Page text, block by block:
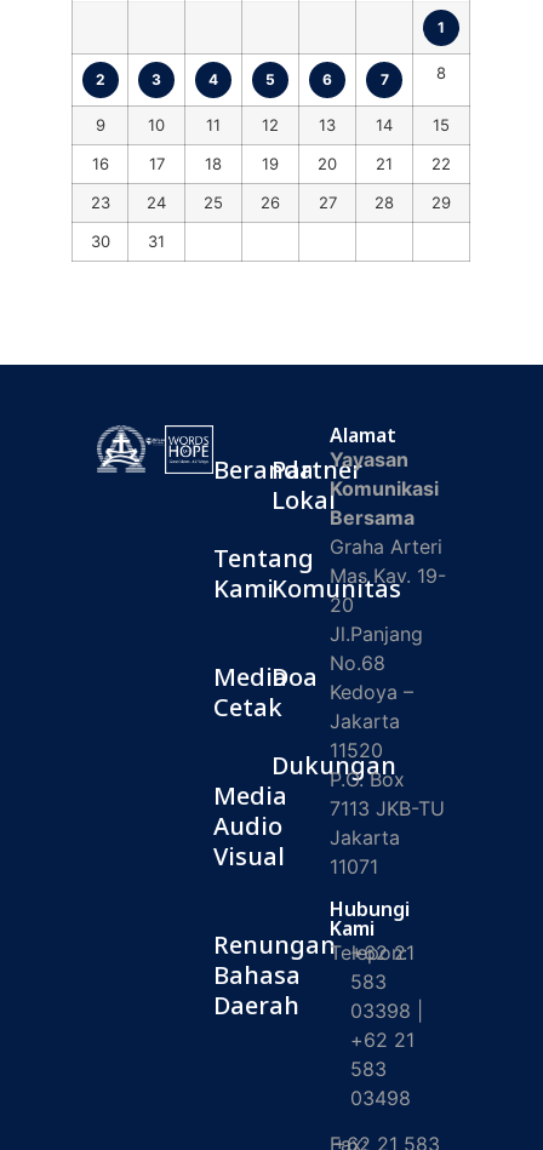
1
2 3 4 5 6 7 8
9 10 11 12 13 14
15
16
17 18 19 20 21
22
23
24 25 26 27 28
29
30
31
Beranda
Tentang
Kami
Media
Cetak
Media
Audio
Visual
Renungan
Bahasa
Daerah
Partner
Lokal
Komunitas
Doa
Dukungan
Alamat
Yayasan
Komunikasi
Bersama
Graha Arteri
Mas Kav. 19-
20
Jl.Panjang
No.68
Kedoya –
Jakarta
11520
P.O. Box
7113 JKB-TU
Jakarta
11071
Hubungi
Kami
Telepon:
+62 21
583
03398 |
+62 21
583
03498
Fax:
+62 21 583